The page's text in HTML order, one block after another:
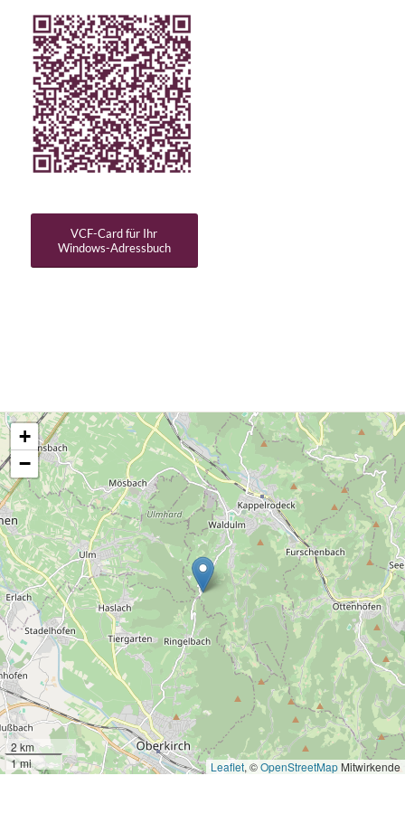
VCF-Card für Ihr
Windows-Adressbuch
+
−
2 km
1 mi
Leaflet, ©OpenStreetMap Mitwirkende